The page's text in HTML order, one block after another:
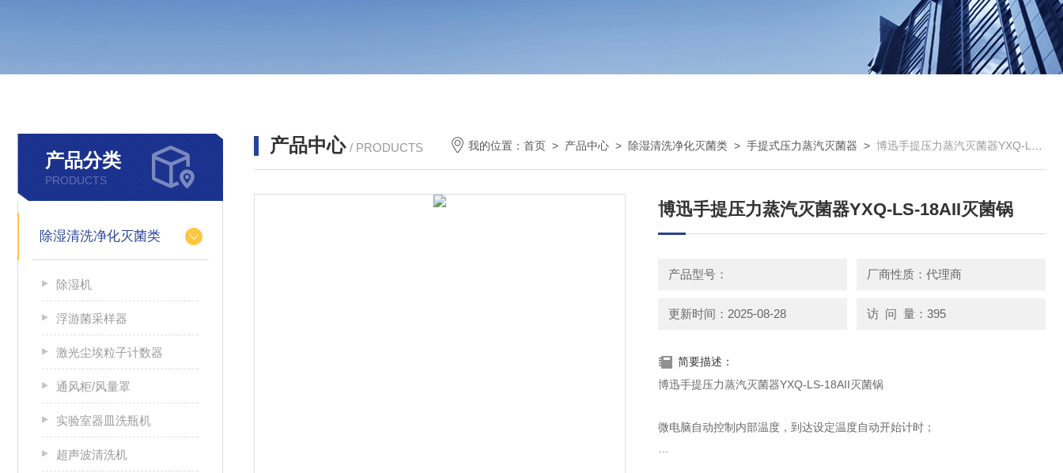
产品分类
PRODUCTS
除湿清洗净化灭菌类
除湿机
浮游菌采样器
激光尘埃粒子计数器
通风柜/风量罩
实验室器皿洗瓶机
超声波清洗机
产品中心 / PRODUCTS 我的位置：首页 > 产品中心 > 除湿清洗净化灭菌类 >手提式压力蒸汽灭菌器 >博迅手提压力蒸汽灭菌器YXQ-LS-18AII灭菌锅
博迅手提压力蒸汽灭菌器YXQ-LS-18AII灭菌锅
产品型号： 厂商性质：代理商
更新时间：2025-08-28 访 问 量：395
简要描述：
博迅手提压力蒸汽灭菌器YXQ-LS-18AII灭菌锅
微电脑自动控制内部温度，到达设定温度自动开始计时；